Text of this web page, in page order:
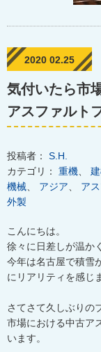
2020 02.25
気付いたら市
アスファルト
投稿者： S.H.
カテゴリ： 重機
機械
アジア ア
外製
こんにちは。
徐々に日差しが温か
今年は名古屋で積雪
にリアリティを感じ
さてさて久しぶりの
市場における中古ア
います。